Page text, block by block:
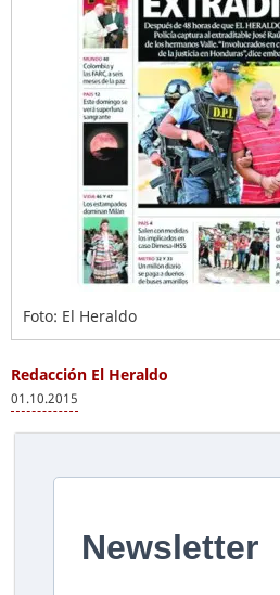
Foto: El Heraldo
Redacción El Heraldo
01.10.2015